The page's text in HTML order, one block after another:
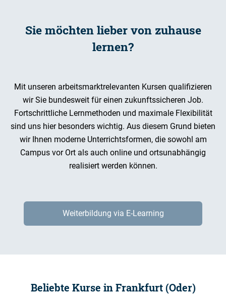
Sie möchten lieber von zuhause
lernen?
Mit unseren arbeitsmarktrelevanten Kursen qualifizieren
wir Sie bundesweit für einen zukunftssicheren Job.
Fortschrittliche Lernmethoden und maximale Flexibilität
sind uns hier besonders wichtig. Aus diesem Grund bieten
wir Ihnen moderne Unterrichtsformen, die sowohl am
Campus vor Ort als auch online und ortsunabhängig
realisiert werden können.
Weiterbildung via E-Learning
Beliebte Kurse in Frankfurt (Oder)